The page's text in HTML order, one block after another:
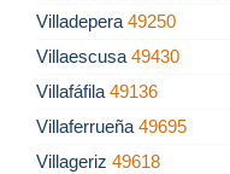
Villadepera 49250
Villaescusa 49430
Villafáfila 49136
Villaferrueña 49695
Villageriz 49618